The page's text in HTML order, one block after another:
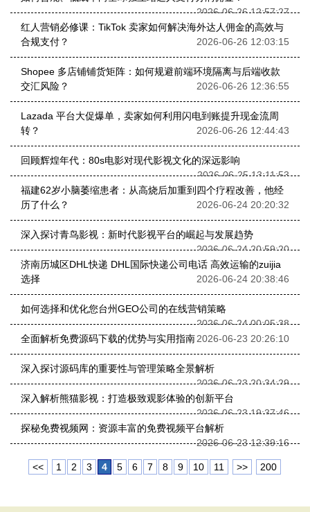
2026-06-26 12:57:27
红人营销必修课：TikTok 卖家如何解决海外达人佣金的高效与
合规支付？
2026-06-26 12:03:15
Shopee 多店铺铺货矩阵：如何规避前端环境隔离与后端收款
交汇风险？
2026-06-26 12:36:55
Lazada 平台大促爆单，卖家如何利用闪电到账提升现金流周
转？
2026-06-26 12:44:43
回顾辉煌年代：80s电影对现代影视文化的深远影响
2026-06-25 13:11:53
福建62岁小脑萎缩患者：从高烧后加重到四个疗程改善，他经
历了什么？
2026-06-24 20:20:32
深入探讨青鸟影视：新时代影视平台的崛起与发展趋势
2026-06-24 20:59:20
济南历城区DHL快递 DHL国际快递公司电话 高效运输的zuijia
选择
2026-06-24 20:38:46
如何选择和优化您台州GEO公司的在线营销策略
2026-06-24 00:05:38
全面解析免费源码下载的优势与实用指南2026-06-23 20:26:10
深入探讨源码库的重要性与管理策略全景解析
2026-06-23 20:34:29
深入解析熊猫影视：打造极致观影体验的创新平台
2026-06-23 19:37:46
探秘免费视频网：资源丰富的免费视频平台解析
2026-06-23 12:39:16
<< 1 2 3 4 5 6 7 8 9 10 11 >> 200